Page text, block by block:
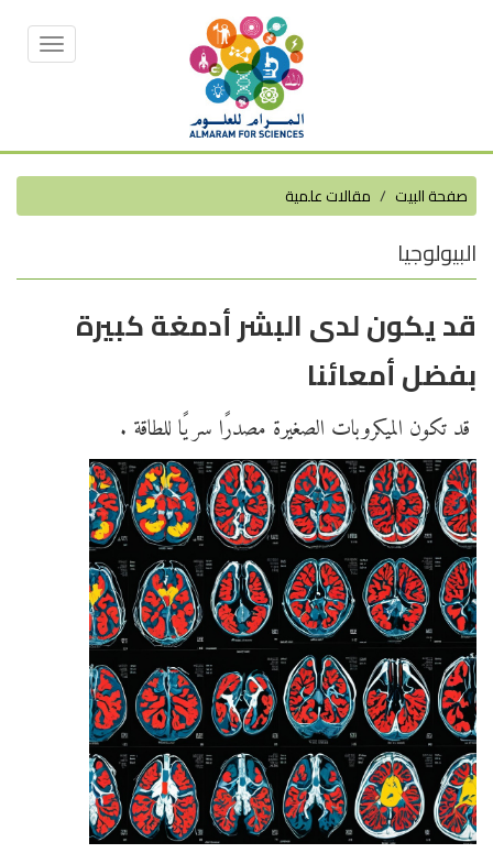
Toggle
صفحة البيت مقالات علمية
البيولوجيا
قد يكون لدى البشر أدمغة كبيرة
بفضل أمعائنا
قد تكون الميكروبات الصغيرة مصدرًا سريًا للطاقة .